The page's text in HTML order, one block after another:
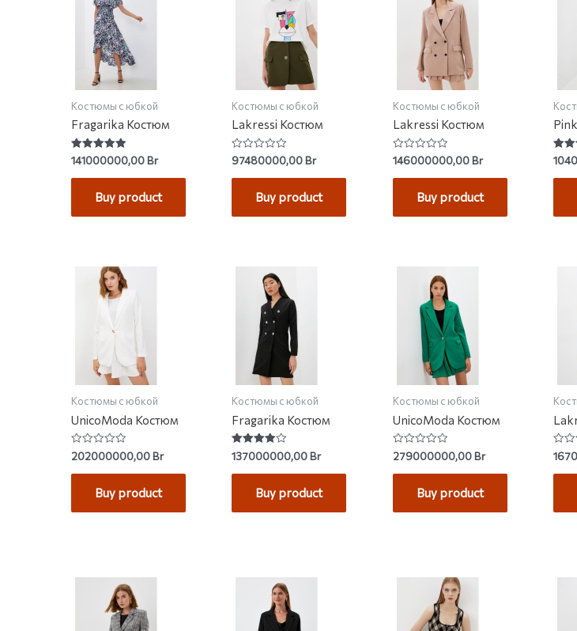
Костюмы с юбкой
Fragarika Костюм
Rated
5.00
out of 5
141000000,00Br
Buy product
Костюмы с юбкой
Lakressi Костюм
Rated
0
out
97480000,00Br
Buy product
Костюмы с юбкой
Lakressi Костюм
Rated
0
out
146000000,00Br
Buy product
3.79
out
Костюмы с юбкой
UnicoModa Костюм
Rated
0
out
202000000,00Br
Buy product
Костюмы с юбкой
Fragarika Костюм
Rated
4.00
out of 5
137000000,00Br
Buy product
Костюмы с юбкой
UnicoModa Костюм
Rated
0
out
279000000,00Br
Buy product
Rated
0
out